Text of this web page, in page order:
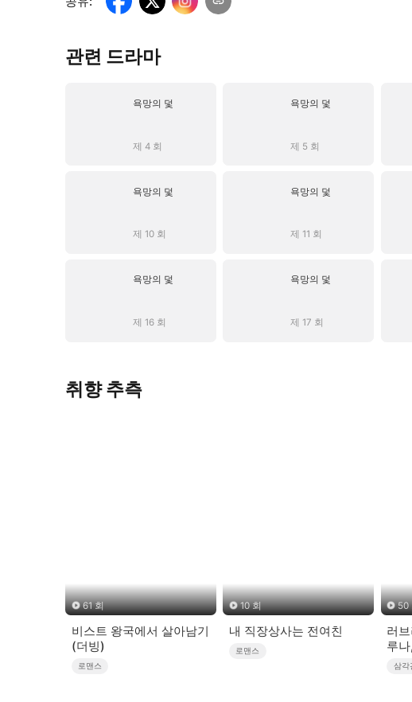
관련 드라마
욕망의 덫
제 4 회
욕망의 덫
제 5 회
욕망의 덫
제 10 회
욕망의 덫
제 11 회
욕망의 덫
제 16 회
욕망의 덫
제 17 회
취향 추측
61 회
비스트 왕국에서 살아남기
(더빙)
로맨스
10 회
내 직장상사는 전여친
로맨스
50
러
루
건
삼각